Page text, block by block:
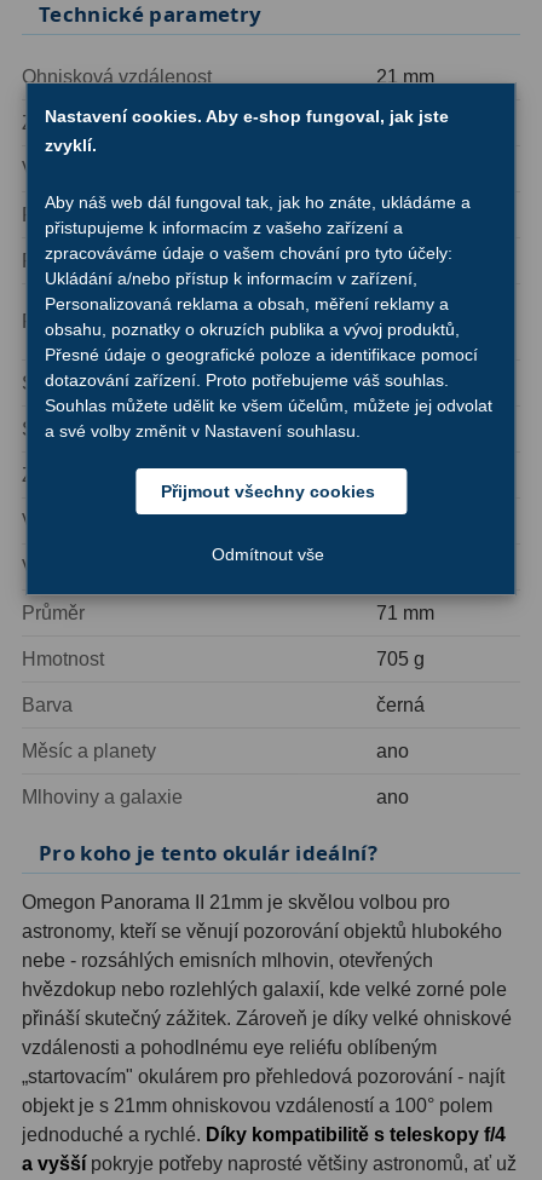
Ostatní22
Seřízení
Laserové kolimátory 6
Umělé hvězdy5
Zrcátka a hranoly61
Diagonální zrcátka36
Diagonální hranoly7
Amici hranoly 45°11
Amici hranoly 90°7
Planetární kamery19
Deep-Sky kamery
Guiding kamery
T-kroužky16
Adaptéry projekční
Adaptéry T2 39
Adaptéry M4833
Filtry L-RGB7
Filtry IR-Pass 6
Filtry IR-Block10
Filtry Clip5
Filtry CCD Hα, OIII7
Technické parametry
Ohnisková vzdálenost 21 mm
Zdánlivé zorné pole 100°
Vzdálenost výstupní pupily (eye relief)
Počet čoček 7
Připojení k teleskopu 2″
Pokovení optiky
vícenásobné
(multi-coating)
Série Panorama II
Sklopná očnice
Závit pro filtry ano
Vodotěsnost ano
Výška
Průměr 71 mm
Hmotnost 705 g
Barva černá
Měsíc a planety ano
Mlhoviny a galaxie ano
Pro koho je tento okulár ideální?
Omegon Panorama II 21mm je skvělou volbou pro
astronomy, kteří se věnují pozorování objektů hlubokého
nebe - rozsáhlých emisních mlhovin, otevřených
hvězdokup nebo rozlehlých galaxií, kde velké zorné pole
přináší skutečný zážitek. Zároveň je díky velké ohniskové
vzdálenosti a pohodlnému eye reliéfu oblíbeným
„startovacím" okulárem pro přehledová pozorování - najít
objekt je s 21mm ohniskovou vzdáleností a 100° polem
jednoduché a rychlé. Díky kompatibilitě s teleskopy f/4
a vyšší pokryje potřeby naprosté většiny astronomů, ať už
Nastavení cookies. Aby e-shop fungoval, jak jste
zvyklí.
Aby náš web dál fungoval tak, jak ho znáte, ukládáme a
přistupujeme k informacím z vašeho zařízení a
zpracováváme údaje o vašem chování pro tyto účely:
Ukládání a/nebo přístup k informacím v zařízení,
Personalizovaná reklama a obsah, měření reklamy a
obsahu, poznatky o okruzích publika a vývoj produktů,
Přesné údaje o geografické poloze a identifikace pomocí
dotazování zařízení. Proto potřebujeme váš souhlas.
Souhlas můžete udělit ke všem účelům, můžete jej odvolat
a své volby změnit v Nastavení souhlasu.
Přijmout všechny cookies
Odmítnout vše